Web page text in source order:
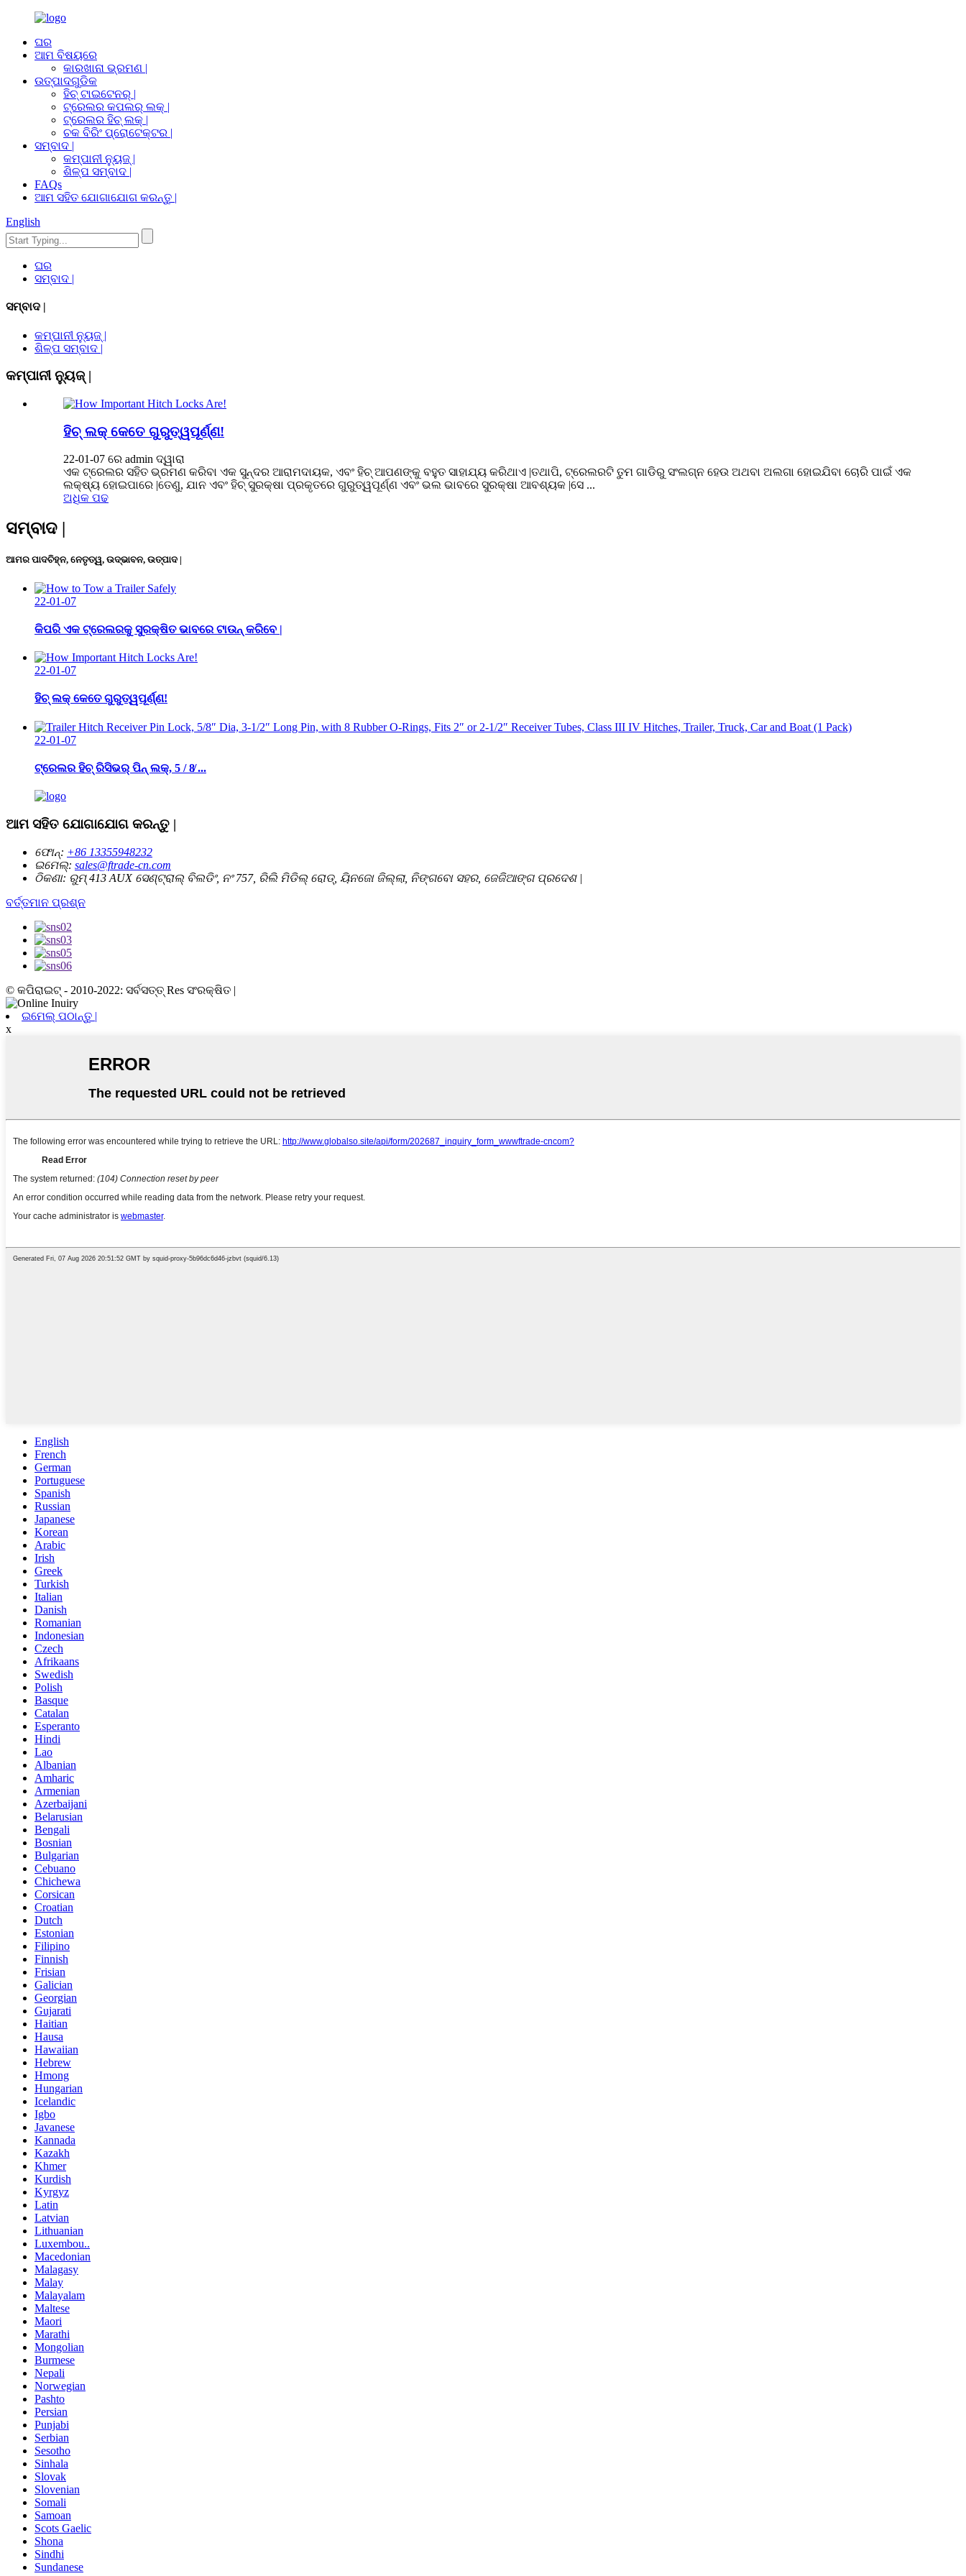
ଘର
ଆମ ବିଷୟରେ
କାରଖାନା ଭ୍ରମଣ |
ଉତ୍ପାଦଗୁଡିକ
ହିଚ୍ ଟାଇଟେନର୍ |
ଟ୍ରେଲର କପଲର୍ ଲକ୍ |
ଟ୍ରେଲର ହିଚ୍ ଲକ୍ |
ଚକ ବିରିଂ ପ୍ରୋଟେକ୍ଟର |
ସମ୍ବାଦ |
କମ୍ପାନୀ ନ୍ୟୁଜ୍ |
ଶିଳ୍ପ ସମ୍ବାଦ |
FAQs
ଆମ ସହିତ ଯୋଗାଯୋଗ କରନ୍ତୁ |
English
ଘର
ସମ୍ବାଦ |
ସମ୍ବାଦ |
କମ୍ପାନୀ ନ୍ୟୁଜ୍ |
ଶିଳ୍ପ ସମ୍ବାଦ |
କମ୍ପାନୀ ନ୍ୟୁଜ୍ |
ହିଚ୍ ଲକ୍ କେତେ ଗୁରୁତ୍ୱପୂର୍ଣ୍ଣ!
22-01-07 ରେ admin ଦ୍ୱାରା
ଏକ ଟ୍ରେଲର ସହିତ ଭ୍ରମଣ କରିବା ଏକ ସୁନ୍ଦର ଆରାମଦାୟକ, ଏବଂ ହିଚ୍ ଆପଣଙ୍କୁ ବହୁତ ସାହାଯ୍ୟ କରିଥାଏ |ତଥାପି, ଟ୍ରେଲରଟି ତୁମ ଗାଡିରୁ ସଂଲଗ୍ନ ହେଉ ଅଥବା ଅଲଗା ହୋଇଯିବା ଚୋରି ପାଇଁ ଏକ
ଲକ୍ଷ୍ୟ ହୋଇପାରେ |ତେଣୁ, ଯାନ ଏବଂ ହିଚ୍ ସୁରକ୍ଷା ପ୍ରକୃତରେ ଗୁରୁତ୍ୱପୂର୍ଣ୍ଣ ଏବଂ ଭଲ ଭାବରେ ସୁରକ୍ଷା ଆବଶ୍ୟକ |ସେ ...
ଅଧିକ ପଢ
ସମ୍ବାଦ |
ଆମର ପାଦଚିହ୍ନ, ନେତୃତ୍ୱ, ଉଦ୍ଭାବନ, ଉତ୍ପାଦ |
22-01-07
କିପରି ଏକ ଟ୍ରେଲରକୁ ସୁରକ୍ଷିତ ଭାବରେ ଟାଉନ୍ କରିବେ |
22-01-07
ହିଚ୍ ଲକ୍ କେତେ ଗୁରୁତ୍ୱପୂର୍ଣ୍ଣ!
22-01-07
ଟ୍ରେଲର ହିଚ୍ ରିସିଭର୍ ପିନ୍ ଲକ୍, 5 / 8̸ ...
ଆମ ସହିତ ଯୋଗାଯୋଗ କରନ୍ତୁ |
ଫୋନ୍: +86 13355948232
ଇମେଲ୍: sales@ftrade-cn.com
ଠିକଣା: ରୁମ୍ 413 AUX ସେଣ୍ଟ୍ରାଲ୍ ବିଲଡିଂ, ନଂ 757, ରିଲି ମିଡିଲ୍ ରୋଡ୍, ୟିନଜୋ ଜିଲ୍ଲା, ନିଙ୍ଗବୋ ସହର, ଜେଜିଆଙ୍ଗ ପ୍ରଦେଶ |
ବର୍ତ୍ତମାନ ପ୍ରଶ୍ନ
© କପିରାଇଟ୍ - 2010-2022: ସର୍ବସତ୍ତ୍ Res ସଂରକ୍ଷିତ |
ଇମେଲ୍ ପଠାନ୍ତୁ |
x
English
French
German
Portuguese
Spanish
Russian
Japanese
Korean
Arabic
Irish
Greek
Turkish
Italian
Danish
Romanian
Indonesian
Czech
Afrikaans
Swedish
Polish
Basque
Catalan
Esperanto
Hindi
Lao
Albanian
Amharic
Armenian
Azerbaijani
Belarusian
Bengali
Bosnian
Bulgarian
Cebuano
Chichewa
Corsican
Croatian
Dutch
Estonian
Filipino
Finnish
Frisian
Galician
Georgian
Gujarati
Haitian
Hausa
Hawaiian
Hebrew
Hmong
Hungarian
Icelandic
Igbo
Javanese
Kannada
Kazakh
Khmer
Kurdish
Kyrgyz
Latin
Latvian
Lithuanian
Luxembou..
Macedonian
Malagasy
Malay
Malayalam
Maltese
Maori
Marathi
Mongolian
Burmese
Nepali
Norwegian
Pashto
Persian
Punjabi
Serbian
Sesotho
Sinhala
Slovak
Slovenian
Somali
Samoan
Scots Gaelic
Shona
Sindhi
Sundanese